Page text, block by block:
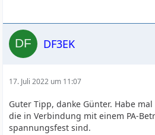
DF3EK
17. Juli 2022 um 11:07
Guter Tipp, danke Günter. Habe
die in Verbindung mit einem PA-
spannungsfest sind.